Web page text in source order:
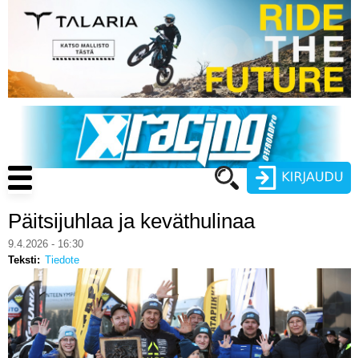
pääsisältöön
Käyttäjätunnus
Luo uusi käyttäjätili
Main
navigation
ENDURO
MOTOCROSS
CROSS COUNTRY
Päitsijuhlaa ja keväthulinaa
9.4.2026 - 16:30
Teksti
Tiedote